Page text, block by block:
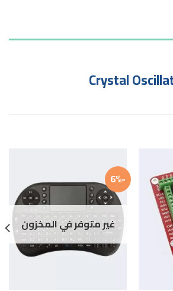
Crystal
-6%
غير متوفر في المخزون